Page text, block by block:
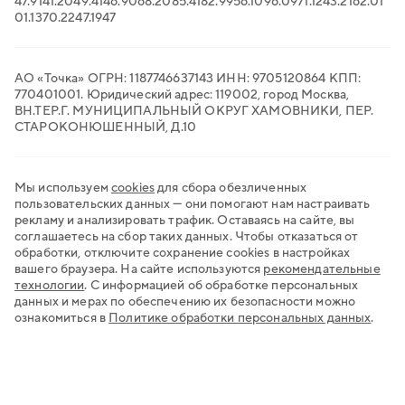
Транспортный ЭДО
QR-платежи
01.1370.2247.1947
АО «Точка» ОГРН: 1187746637143 ИНН: 9705120864 КПП:
770401001. Юридический адрес: 119002, город Москва,
ВН.ТЕР.Г. МУНИЦИПАЛЬНЫЙ ОКРУГ ХАМОВНИКИ, ПЕР.
СТАРОКОНЮШЕННЫЙ, Д.10
Мы используем cookiesдля сбора обезличенных
пользовательских данных — они помогают нам настраивать
рекламу и анализировать трафик. Оставаясь на сайте, вы
соглашаетесь на сбор таких данных. Чтобы отказаться от
обработки, отключите сохранение cookies в настройках
вашего браузера. На сайте используются рекомендательные
технологии. С информацией об обработке персональных
данных и мерах по обеспечению их безопасности можно
ознакомиться в Политике обработки персональных данных.